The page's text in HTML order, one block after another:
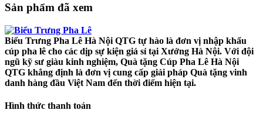
Sản phẩm đã xem
Biểu Trưng Pha Lê Hà Nội QTG tự hào là đơn vị nhập khẩu
cúp pha lê cho các dịp sự kiện giá sỉ tại Xưởng Hà Nội. Với đội
ngũ kỹ sư giàu kinh nghiệm, Quà tặng Cúp Pha Lê Hà Nội
QTG khẳng định là đơn vị cung cấp giải pháp Quà tặng vinh
danh hàng đầu Việt Nam đến thời điểm hiện tại.
Hình thức thanh toán